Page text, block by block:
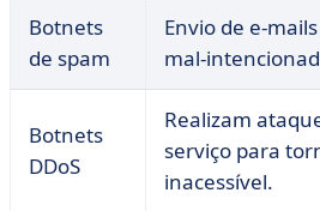
Botnets
de spam
Envio de e-
mal-
Botnets
DDoS
Realizam
serviço para
inacessível.